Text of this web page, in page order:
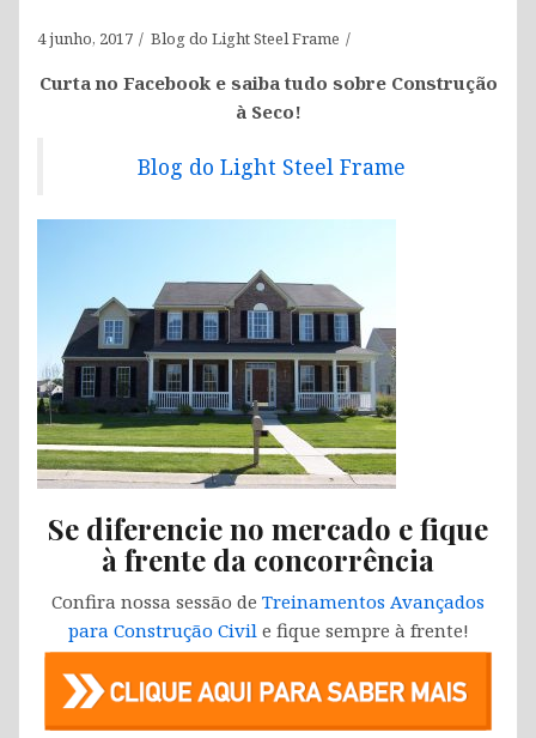
4 junho, 2017 Blog do Light Steel Frame
Curta no Facebook e saiba tudo sobre Construção
à Seco!
Blog do Light Steel Frame
Se diferencie no mercado e fique
à frente da concorrência
Confira nossa sessão de Treinamentos Avançados
para Construção Civile fique sempre à frente!